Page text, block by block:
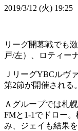
2019/3/12 (火) 19:25
リーグ開幕戦でも
戸/左）、ロティー
ＪリーグYBCルヴ
第2節が開催される。
Ａグループでは札
FMと1-1でドロー
み、ジェイも結果